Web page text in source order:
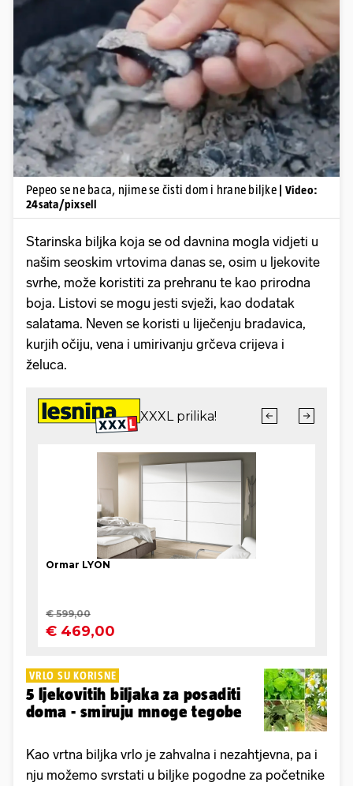
Pokretanje videa...
Pepeo se ne baca, njime se čisti dom i hrane biljke
| Video:
24sata/pixsell
Starinska biljka koja se od davnina mogla vidjeti u
našim seoskim vrtovima danas se, osim u ljekovite
svrhe, može koristiti za prehranu te kao prirodna
boja. Listovi se mogu jesti svježi, kao dodatak
salatama. Neven se koristi u liječenju bradavica,
kurjih očiju, vena i umirivanju grčeva crijeva i
želuca.
VRLO SU KORISNE
5 ljekovitih biljaka za posaditi
doma - smiruju mnoge tegobe
Kao vrtna biljka vrlo je zahvalna i nezahtjevna, pa i
nju možemo svrstati u biljke pogodne za početnike